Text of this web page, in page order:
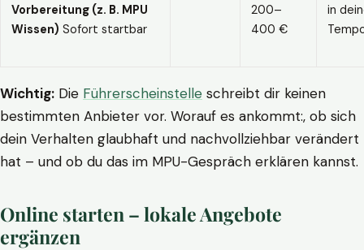
Vorbereitung (z. B. MPU
Wissen) Sofort startbar
200–
400 €
in
Wichtig: Die Führerscheinstelle schreibt dir keinen
bestimmten Anbieter vor. Worauf es ankommt:, ob sich
dein Verhalten glaubhaft und nachvollziehbar verändert
hat – und ob du das im MPU-Gespräch erklären kannst.
Online starten – lokale Angebote
ergänzen